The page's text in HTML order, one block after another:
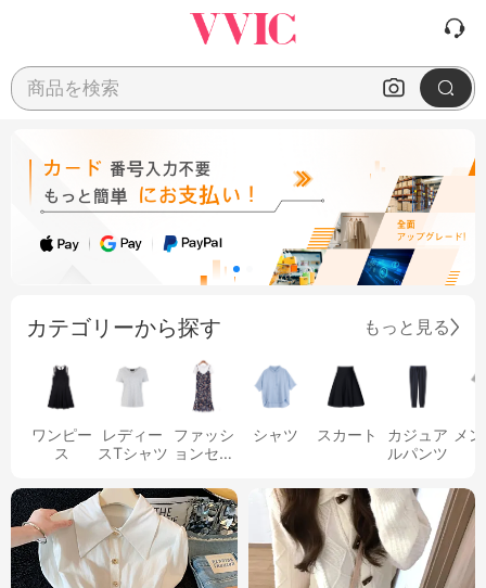
商品を検索
カテゴリーから探す もっと見る
ワンピー
ス
レディー
スTシャツ
ファッシ
ョンセッ
シャツ スカート
カジュア
ルパンツ
メ